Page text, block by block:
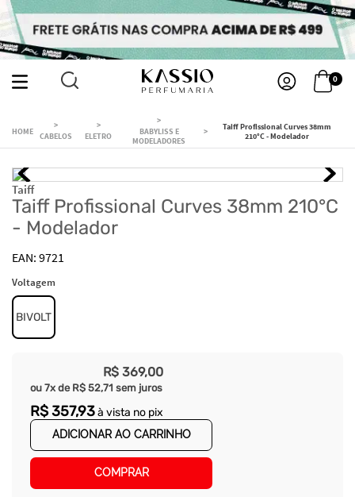
0
CABELOS ELETRO
BABYLISS E
MODELADORES
Taiff Profissional Curves 38mm
210°C - Modelador
Taiff
Taiff Profissional Curves 38mm 210°C
- Modelador
9721
Voltagem
BIVOLT
R$ 369,00
ou 7x de R$ 52,71 sem juros
R$357,93à vista no pix
ADICIONAR AO CARRINHO
COMPRAR